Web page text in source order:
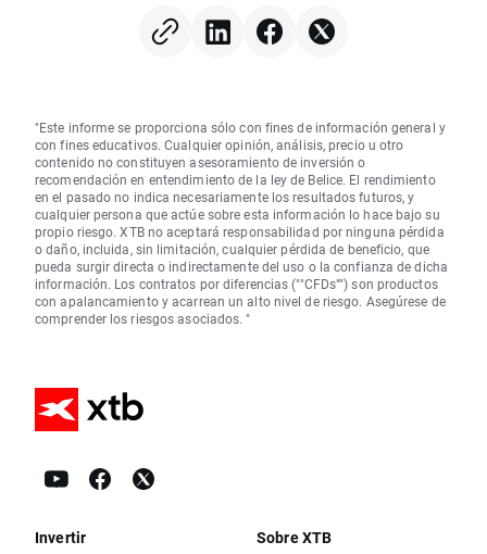
"Este informe se proporciona sólo con fines de información general y
con fines educativos. Cualquier opinión, análisis, precio u otro
contenido no constituyen asesoramiento de inversión o
recomendación en entendimiento de la ley de Belice. El rendimiento
en el pasado no indica necesariamente los resultados futuros, y
cualquier persona que actúe sobre esta información lo hace bajo su
propio riesgo. XTB no aceptará responsabilidad por ninguna pérdida
o daño, incluida, sin limitación, cualquier pérdida de beneficio, que
pueda surgir directa o indirectamente del uso o la confianza de dicha
información. Los contratos por diferencias (""CFDs"") son productos
con apalancamiento y acarrean un alto nivel de riesgo. Asegúrese de
comprender los riesgos asociados. "
Invertir Sobre XTB